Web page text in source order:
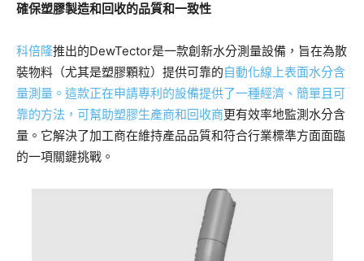
確保塑膠製造和回收的品質和一致性
科倍隆推出的DewTector是一款創新水分測量設備，旨在為散
裝物料（尤其是塑膠顆粒） 提供可靠的自動化線上表面水分含
量測量。這款正在申請專利的設備提供了一種經濟、簡單且可
靠的方法，可幫助塑膠生產商和回收商更有效率地監測水分含
量。它解決了加工商在維持產品品質和符合行業標準方面面臨
的一項關鍵挑戰。